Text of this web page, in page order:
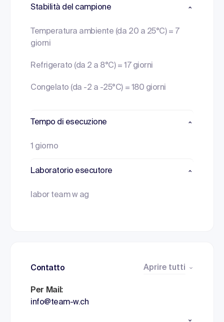
Stabilità del campione
Temperatura ambiente (da 20 a 25°C) = 7
giorni
Refrigerato (da 2 a 8°C) = 17 giorni
Congelato (da -2 a -25°C) = 180 giorni
Tempo di esecuzione
1 giorno
Laboratorio esecutore
labor team w ag
Contatto Aprire tutti
Per Mail:
info@team-w.ch